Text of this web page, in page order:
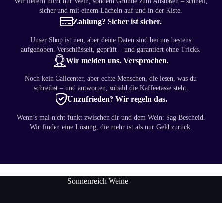
sicher und mit einem Lächeln auf und in der Kiste.
Zahlung? Sicher ist sicher.
Unser Shop ist neu, aber deine Daten sind bei uns bestens
aufgehoben. Verschlüsselt, geprüft – und garantiert ohne Tricks.
Wir melden uns. Versprochen.
Noch kein Callcenter, aber echte Menschen, die lesen, was du
schreibst – und antworten, sobald die Kaffeetasse steht.
Unzufrieden? Wir regeln das.
Wenn’s mal nicht funkt zwischen dir und dem Wein: Sag Bescheid.
Wir finden eine Lösung, die mehr ist als nur Geld zurück.
Sonnenreich Weine